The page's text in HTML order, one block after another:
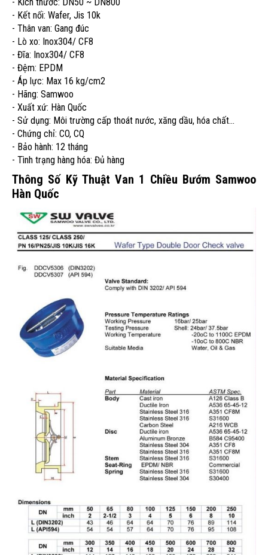
- Kết nối: Wafer, Jis 10k
- Thân van: Gang đúc
- Lò xo: Inox304/ CF8
- Đĩa: Inox304/ CF8
- Đệm: EPDM
- Áp lực: Max 16 kg/cm2
- Hãng: Samwoo
- Xuất xứ: Hàn Quốc
- Sử dụng: Môi trường cấp thoát nước, xăng dầu, hóa chất...
- Chứng chỉ: CO, CQ
- Bảo hành: 12 tháng
- Tình trạng hàng hóa: Đủ hàng
Thông Số Kỹ Thuật Van 1 Chiều Bướm Samwoo
Hàn Quốc